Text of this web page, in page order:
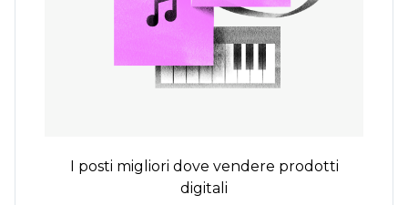
I posti migliori dove vendere prodotti
digitali